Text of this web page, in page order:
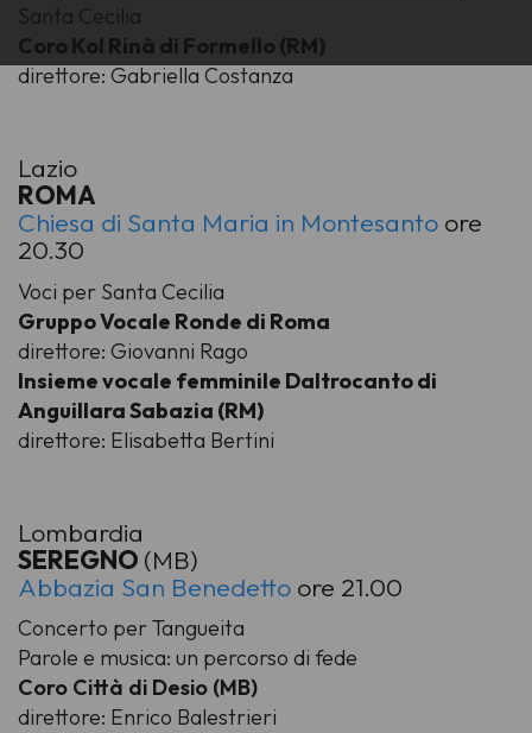
Santa Cecilia
Coro Kol Rinà di Formello (RM)
direttore: Gabriella Costanza
Lazio
ROMA
Chiesa di Santa Maria in Montesanto ore
20.30
Voci per Santa Cecilia
Gruppo Vocale Ronde di Roma
direttore: Giovanni Rago
Insieme vocale femminile Daltrocanto di
Anguillara Sabazia (RM)
direttore: Elisabetta Bertini
Lombardia
SEREGNO (MB)
Abbazia San Benedetto ore 21.00
Concerto per Tangueita
Parole e musica: un percorso di fede
Coro Città di Desio (MB)
direttore: Enrico Balestrieri